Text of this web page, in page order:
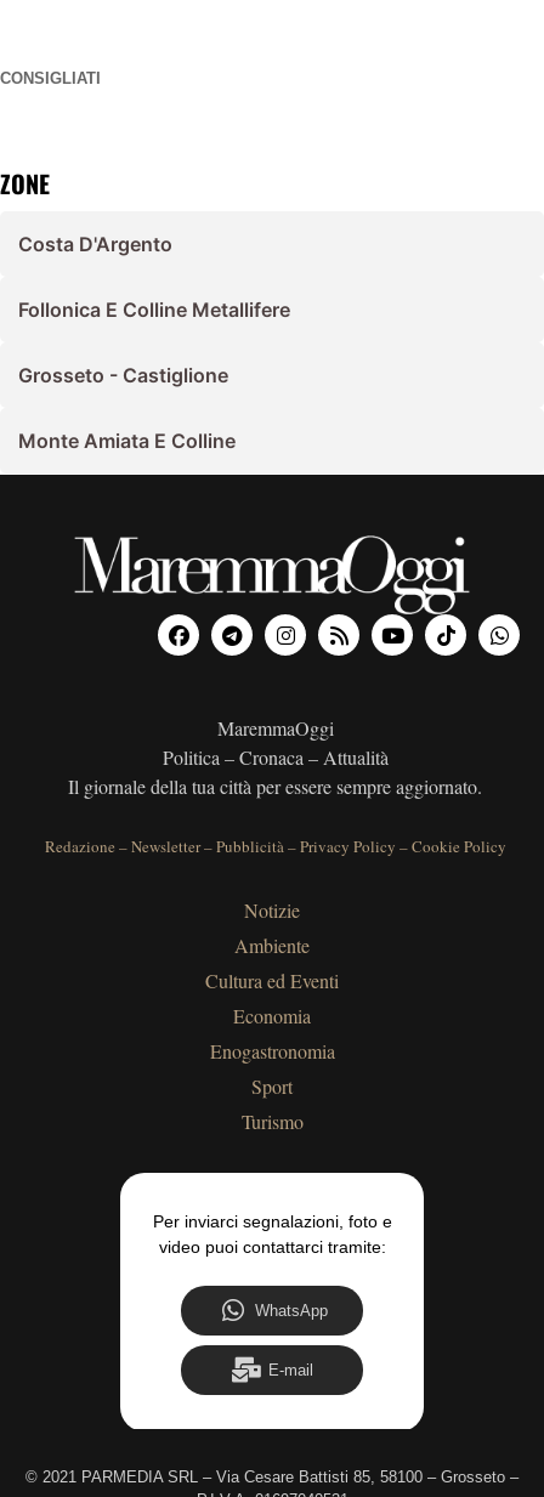
CONSIGLIATI
ZONE
Costa D'Argento
Follonica E Colline Metallifere
Grosseto - Castiglione
Monte Amiata E Colline
MaremmaOggi
Politica – Cronaca – Attualità
Il giornale della tua città per essere sempre aggiornato.
Redazione –Newsletter–Pubblicità–Privacy Policy –Cookie Policy
Notizie
Ambiente
Cultura ed Eventi
Economia
Enogastronomia
Sport
Turismo
Per inviarci segnalazioni, foto e
video puoi contattarci tramite:
WhatsApp
E-mail
© 2021 PARMEDIA SRL – Via Cesare Battisti 85, 58100 – Grosseto –